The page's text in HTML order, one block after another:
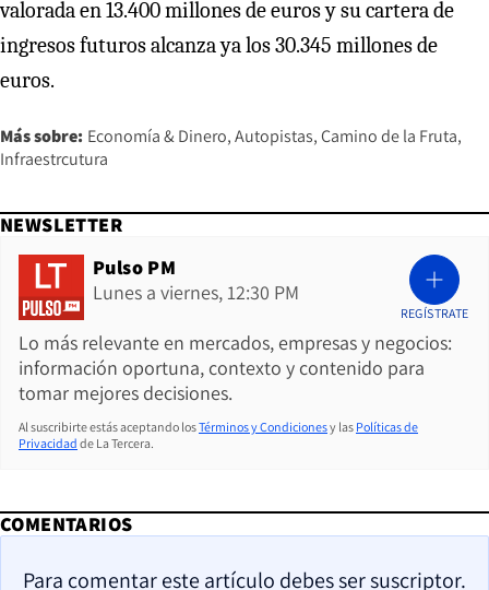
valorada en 13.400 millones de euros y su cartera de
ingresos futuros alcanza ya los 30.345 millones de
euros.
Más sobre: Economía & Dinero Autopistas Camino de la Fruta
Infraestrcutura
NEWSLETTER
Pulso PM
Lunes a viernes, 12:30 PM
Lo más relevante en mercados, empresas y negocios:
información oportuna, contexto y contenido para
tomar mejores decisiones.
REGÍSTRATE
Al suscribirte estás aceptando losTérminos y Condicionesy las Políticas de
Privacidad de La Tercera.
COMENTARIOS
Para comentar este artículo debes ser suscriptor.